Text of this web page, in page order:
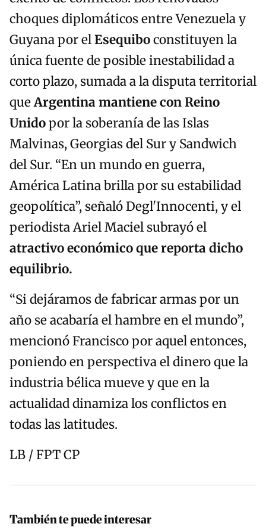
choques diplomáticos entre Venezuela y
Guyana por elEsequiboconstituyen la
única fuente de posible inestabilidad a
corto plazo, sumada a la disputa territorial
queArgentina mantiene con Reino
Unidopor la soberanía de las Islas
Malvinas, Georgias del Sur y Sandwich
del Sur. “En un mundo en guerra,
América Latina brilla por su estabilidad
geopolítica”, señaló Degl'Innocenti, y el
periodista Ariel Maciel subrayó el
atractivo económico que reporta dicho
equilibrio.
“Si dejáramos de fabricar armas por un
año se acabaría el hambre en el mundo”,
mencionó Francisco por aquel entonces,
poniendo en perspectiva el dinero que la
industria bélica mueve y que en la
actualidad dinamiza los conflictos en
todas las latitudes.
LB / FPT CP
También te puede interesar